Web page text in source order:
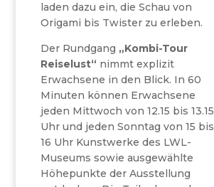
laden dazu ein, die Schau von
Origami bis Twister zu erleben.
Der Rundgang „Kombi-Tour
Reiselust“ nimmt explizit
Erwachsene in den Blick. In 60
Minuten können Erwachsene
jeden Mittwoch von 12.15 bis 13.15
Uhr und jeden Sonntag von 15 bis
16 Uhr Kunstwerke des LWL-
Museums sowie ausgewählte
Höhepunkte der Ausstellung